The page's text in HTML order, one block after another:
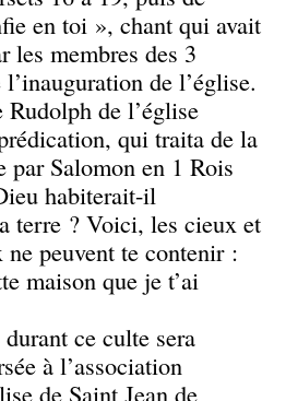
en toi », chant qui avait
les membres des 3
de l’église.
de l’église
qui traita de la
par Salomon en 1 Rois
habiterait-il
terre ? Voici, les cieux et
peuvent te contenir :
maison que je t’ai
ce culte sera
à l’association
de Saint Jean de